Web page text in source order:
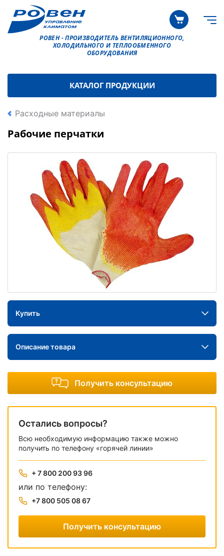
РОВЕН - ПРОИЗВОДИТЕЛЬ ВЕНТИЛЯЦИОННОГО,
ХОЛОДИЛЬНОГО И ТЕПЛООБМЕННОГО
ОБОРУДОВАНИЯ
КАТАЛОГ ПРОДУКЦИИ
Расходные материалы
Рабочие перчатки
Купить
Описание товара
Получить консультацию
Остались вопросы?
Всю необходимую информацию также можно
получить по телефону «горячей линии»
+ 7 800 200 93 96
или по телефону:
+7 800 505 08 67
Получить консультацию